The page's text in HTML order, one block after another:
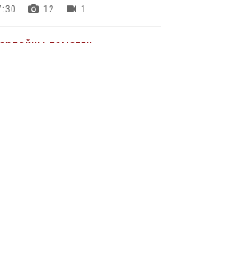
12 1
помогли